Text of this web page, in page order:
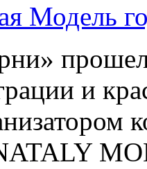
Модель
и